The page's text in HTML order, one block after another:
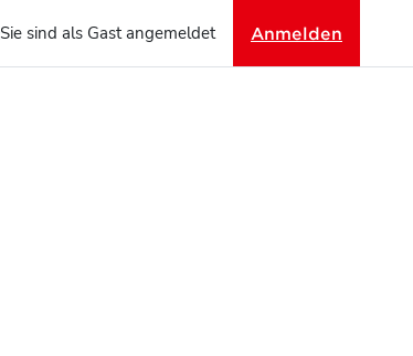
Sie sind als Gast angemeldet Anmelden